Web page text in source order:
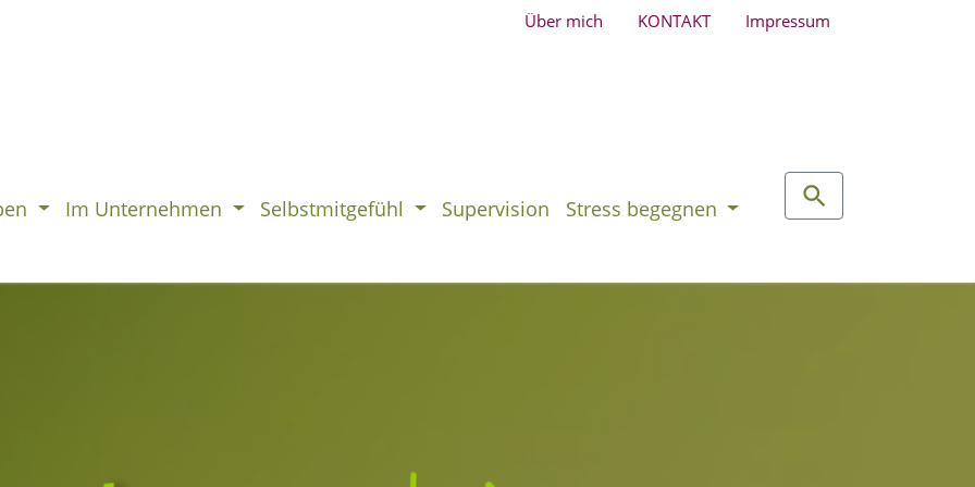
Über mich KONTAKT Impressum
Im Unternehmen Selbstmitgefühl Supervision Stress begegnen